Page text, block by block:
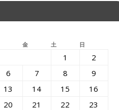
金 土 日
1
2
6 7 8
9
13 14 15
16
20 21 22
23